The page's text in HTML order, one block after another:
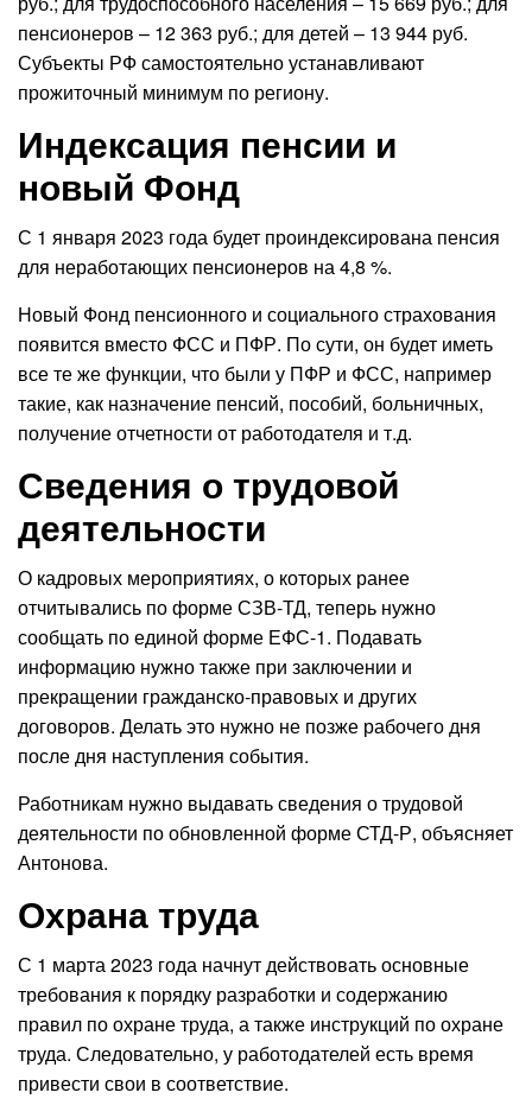
пенсионеров – 12 363 руб.; для детей – 13 944 руб.
Субъекты РФ самостоятельно устанавливают
прожиточный минимум по региону.
Индексация пенсии и
новый Фонд
С 1 января 2023 года будет проиндексирована пенсия
для неработающих пенсионеров на 4,8 %.
Новый Фонд пенсионного и социального страхования
появится вместо ФСС и ПФР. По сути, он будет иметь
все те же функции, что были у ПФР и ФСС, например
такие, как назначение пенсий, пособий, больничных,
получение отчетности от работодателя и т.д.
Сведения о трудовой
деятельности
О кадровых мероприятиях, о которых ранее
отчитывались по форме СЗВ-ТД, теперь нужно
сообщать по единой форме ЕФС-1. Подавать
информацию нужно также при заключении и
прекращении гражданско-правовых и других
договоров. Делать это нужно не позже рабочего дня
после дня наступления события.
Работникам нужно выдавать сведения о трудовой
деятельности по обновленной форме СТД-Р, объясняет
Антонова.
Охрана труда
С 1 марта 2023 года начнут действовать основные
требования к порядку разработки и содержанию
правил по охране труда, а также инструкций по охране
труда. Следовательно, у работодателей есть время
привести свои в соответствие.